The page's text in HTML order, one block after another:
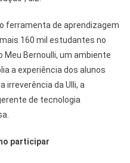
ferramenta de aprendizagem
160 mil estudantes no
Meu Bernoulli, um ambiente
a experiência dos alunos
irreverência da Ulli, a
de tecnologia
participar